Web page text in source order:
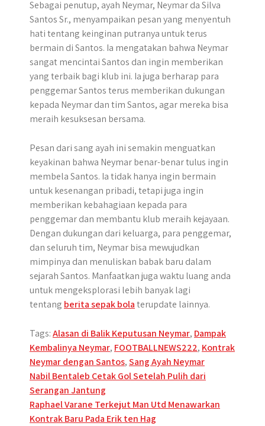
Sebagai penutup, ayah Neymar, Neymar da Silva
Santos Sr., menyampaikan pesan yang menyentuh
hati tentang keinginan putranya untuk terus
bermain di Santos. Ia mengatakan bahwa Neymar
sangat mencintai Santos dan ingin memberikan
yang terbaik bagi klub ini. Ia juga berharap para
penggemar Santos terus memberikan dukungan
kepada Neymar dan tim Santos, agar mereka bisa
meraih kesuksesan bersama.
Pesan dari sang ayah ini semakin menguatkan
keyakinan bahwa Neymar benar-benar tulus ingin
membela Santos. Ia tidak hanya ingin bermain
untuk kesenangan pribadi, tetapi juga ingin
memberikan kebahagiaan kepada para
penggemar dan membantu klub meraih kejayaan.
Dengan dukungan dari keluarga, para penggemar,
dan seluruh tim, Neymar bisa mewujudkan
mimpinya dan menuliskan babak baru dalam
sejarah Santos. Manfaatkan juga waktu luang anda
untuk mengeksplorasi lebih banyak lagi
tentang berita sepak bolaterupdate lainnya.
Tags:Alasan di Balik Keputusan Neymar, Dampak
Kembalinya Neymar, FOOTBALLNEWS222, Kontrak
Neymar dengan Santos,Sang Ayah Neymar
Post
navigation
Nabil Bentaleb Cetak Gol Setelah Pulih dari
Serangan Jantung
Raphael Varane Terkejut Man Utd Menawarkan
Kontrak Baru Pada Erik ten Hag